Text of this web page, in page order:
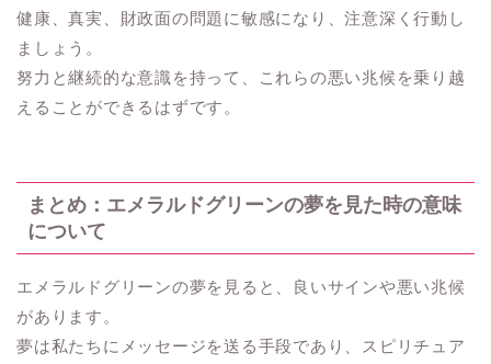
健康、真実、財政面の問題に敏感になり、注意深く行動し
ましょう。
努力と継続的な意識を持って、これらの悪い兆候を乗り越
えることができるはずです。
まとめ：エメラルドグリーンの夢を見た時の意味
について
エメラルドグリーンの夢を見ると、良いサインや悪い兆候
があります。
夢は私たちにメッセージを送る手段であり、スピリチュア